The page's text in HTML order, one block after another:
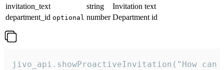
invitation_text
string
Invitation text
department_id optional number Department id
jivo_api.showProactiveInvitation("How